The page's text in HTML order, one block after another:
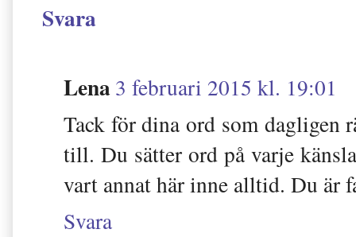
Svara
Lena3 februari 2015 kl. 19:01
Tack för dina ord som dagligen
till. Du sätter ord på varje
vart annat här inne alltid. Du är
Svara